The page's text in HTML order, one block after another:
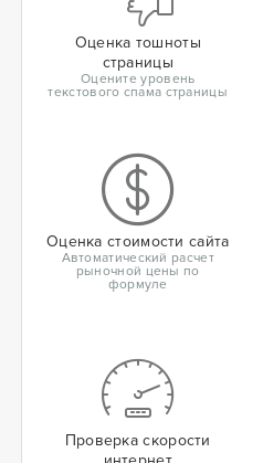
Оценка тошноты
страницы
Оцените уровень
текстового спама страницы
Оценка стоимости сайта
Автоматический расчет
рыночной цены по
формуле
Проверка скорости